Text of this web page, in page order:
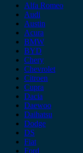
Alfa Romeo
Audi
Austin
Acura
BMW
BYD
Chery
Chevrolet
Citroen
Cupra
Dacia
Daewoo
Daihatsu
Dodge
DS
Fiat
Ford